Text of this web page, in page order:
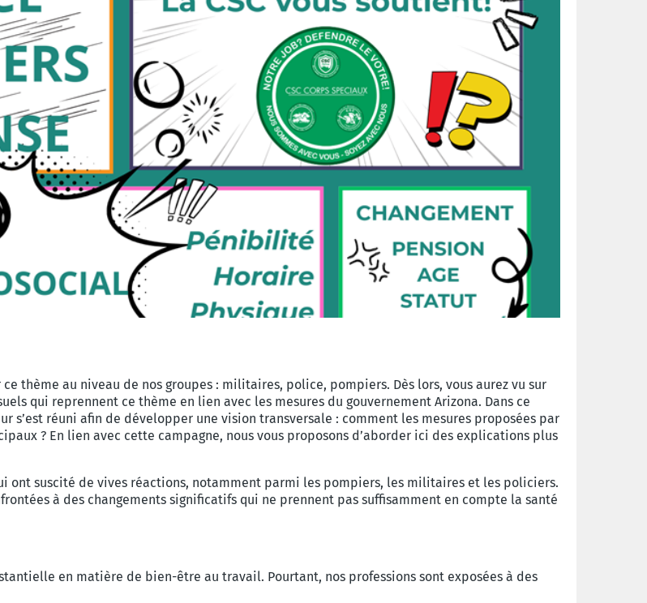
thème au niveau de nos groupes : militaires, police, pompiers. Dès lors, vous aurez vu sur
qui reprennent ce thème en lien avec les mesures du gouvernement Arizona. Dans ce
s’est réuni afin de développer une vision transversale : comment les mesures proposées par
? En lien avec cette campagne, nous vous proposons d’aborder ici des explications plus
ont suscité de vives réactions, notamment parmi les pompiers, les militaires et les policiers.
à des changements significatifs qui ne prennent pas suffisamment en compte la santé
en matière de bien-être au travail. Pourtant, nos professions sont exposées à des